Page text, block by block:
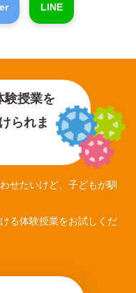
LINE
験授業を
られま
せたいけど、子どもが馴
る体験授業をお試しくだ